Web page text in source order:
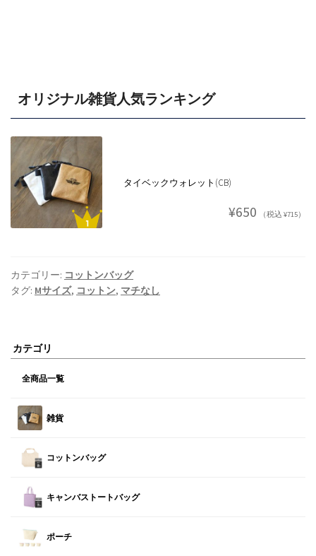
オリジナル雑貨人気ランキング
タイベックウォレット(CB)
¥650 （税込 ¥715）
カテゴリー: コットンバッグ
タグ: Mサイズ, コットン, マチなし
カテゴリ
全商品一覧
雑貨
コットンバッグ
キャンバストートバッグ
ポーチ